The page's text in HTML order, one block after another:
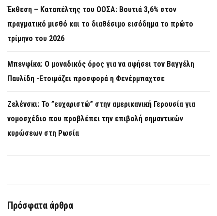
Έκθεση – Καταπέλτης του ΟΟΣΑ: Βουτιά 3,6% στον
πραγματικό μισθό και το διαθέσιμο εισόδημα το πρώτο
τρίμηνο του 2026
Μπενφίκα: Ο μοναδικός όρος για να αφήσει τον Βαγγέλη
Παυλίδη -Ετοιμάζει προσφορά η Φενέρμπαχτσε
Ζελένσκι: Το ”ευχαριστώ” στην αμερικανική Γερουσία για
νομοσχέδιο που προβλέπει την επιβολή σημαντικών
κυρώσεων στη Ρωσία
Πρόσφατα άρθρα